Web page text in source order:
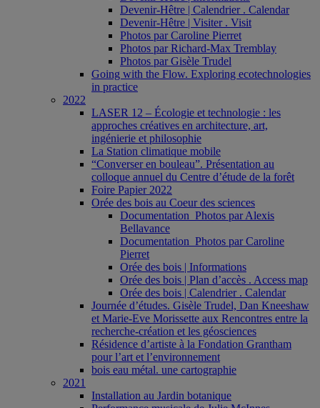
Devenir-Hêtre | Calendrier . Calendar
Devenir-Hêtre | Visiter . Visit
Photos par Caroline Pierret
Photos par Richard-Max Tremblay
Photos par Gisèle Trudel
Going with the Flow. Exploring ecotechnologies
in practice
2022
LASER 12 – Écologie et technologie : les
approches créatives en architecture, art,
ingénierie et philosophie
La Station climatique mobile
“Converser en bouleau”. Présentation au
colloque annuel du Centre d’étude de la forêt
Foire Papier 2022
Orée des bois au Coeur des sciences
Documentation_Photos par Alexis
Bellavance
Documentation_Photos par Caroline
Pierret
Orée des bois | Informations
Orée des bois | Plan d’accès . Access map
Orée des bois | Calendrier . Calendar
Journée d’études. Gisèle Trudel, Dan Kneeshaw
et Marie-Eve Morissette aux Rencontres entre la
recherche-création et les géosciences
Résidence d’artiste à la Fondation Grantham
pour l’art et l’environnement
bois eau métal. une cartographie
2021
Installation au Jardin botanique